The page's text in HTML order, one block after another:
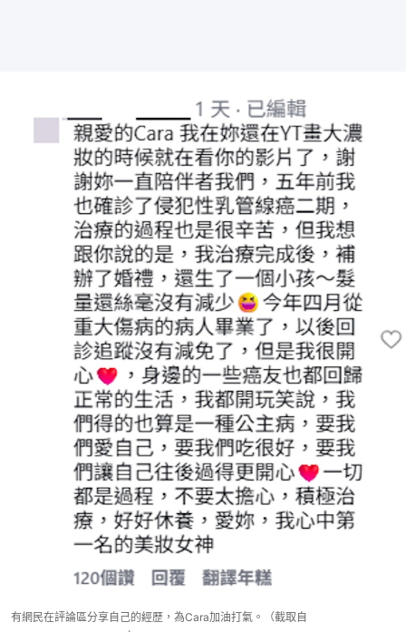
有網民在評論區分享自己的經歷，為Cara加油打氣。（截取自